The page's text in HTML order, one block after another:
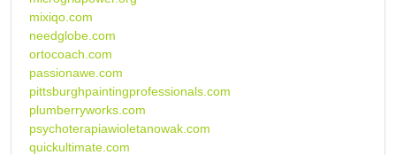
mixiqo.com
needglobe.com
ortocoach.com
passionawe.com
pittsburghpaintingprofessionals.com
plumberryworks.com
psychoterapiawioletanowak.com
quickultimate.com